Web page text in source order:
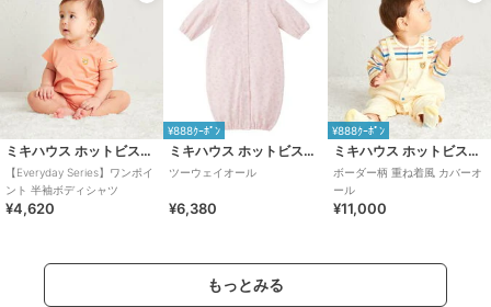
ミキハウス ホットビスケッツ
【Everyday Series】ワンポイ
ント 半袖ボディシャツ
¥4,620
¥888ｸｰﾎﾟﾝ
ミキハウス ホットビスケッツ
ツーウェイオール
¥6,380
¥888ｸｰﾎﾟﾝ
ミキハウス ホットビスケッツ
ボーダー柄 重ね着風 カバーオ
ール
¥11,000
もっとみる